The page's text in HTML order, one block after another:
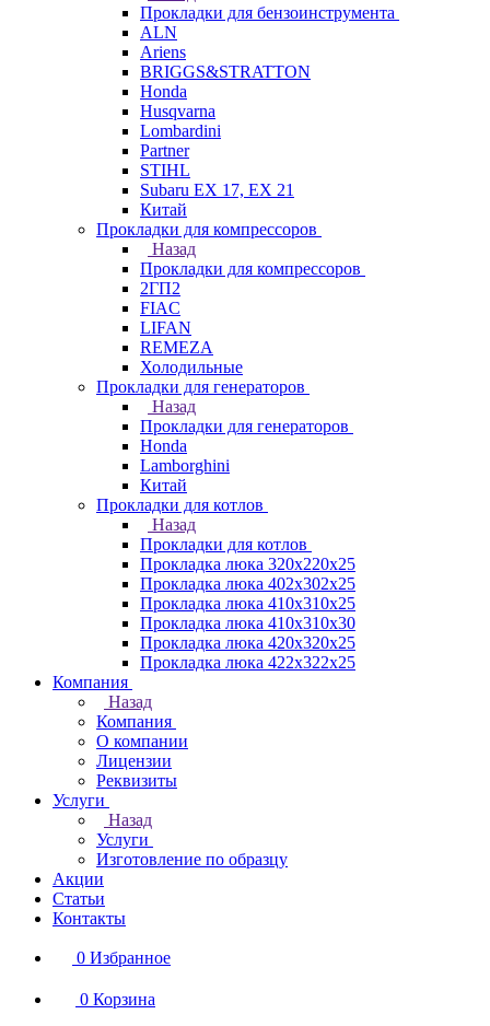
Прокладки для бензоинструмента
ALN
Ariens
BRIGGS&STRATTON
Honda
Husqvarna
Lombardini
Partner
STIHL
Subaru EX 17, EX 21
Китай
Прокладки для компрессоров
Назад
Прокладки для компрессоров
2ГП2
FIAC
LIFAN
REMEZA
Холодильные
Прокладки для генераторов
Назад
Прокладки для генераторов
Honda
Lamborghini
Китай
Прокладки для котлов
Назад
Прокладки для котлов
Прокладка люка 320x220x25
Прокладка люка 402x302x25
Прокладка люка 410x310x25
Прокладка люка 410х310х30
Прокладка люка 420x320x25
Прокладка люка 422x322x25
Компания
Назад
Компания
О компании
Лицензии
Реквизиты
Услуги
Назад
Услуги
Изготовление по образцу
Акции
Статьи
Контакты
0 Избранное
0 Корзина